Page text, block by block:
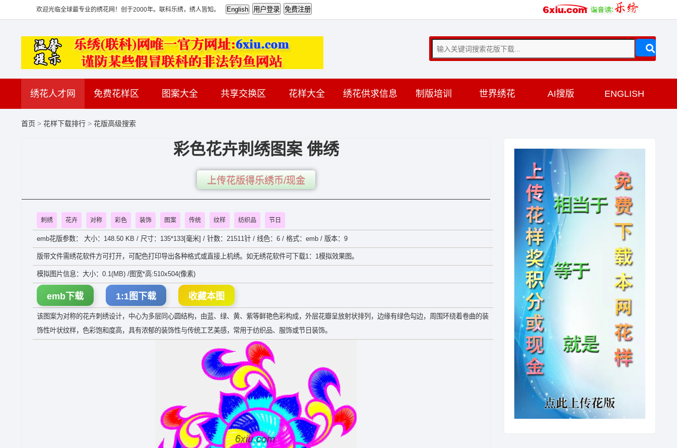
欢迎光临全球最专业的绣花网！创于2000年。联科乐绣，绣人皆知。
绣花人才网 免费花样区 图案大全 共享交换区 花样大全 绣花供求信息 制版培训 世界绣花 AI搜版 ENGLISH
首页 > 花样下载排行 > 花版高级搜索
彩色花卉刺绣图案 佛绣
上传花版得乐绣币/现金
刺绣 花卉 对称 彩色 装饰 图案 传统 纹样 纺织品 节日
emb花版参数： 大小：148.50 KB / 尺寸：135*133[毫米] / 针数：21511针 / 线色：6 / 格式：emb / 版本：9
版带文件需绣花软件方可打开，可配色打印导出各种格式或直接上机绣。如无绣花软件可下载1：1模拟效果图。
模拟图片信息：大小：0.1(MB) /图宽*高:510x504(像素)
emb下载 1:1图下载 收藏本图
该图案为对称的花卉刺绣设计，中心为多层同心圆结构，由蓝、绿、黄、紫等鲜艳色彩构成，外层花瓣呈放射状排列，边缘有绿色勾边，周围环绕着卷曲的装
饰性叶状纹样，色彩饱和度高，具有浓郁的装饰性与传统工艺美感，常用于纺织品、服饰或节日装饰。